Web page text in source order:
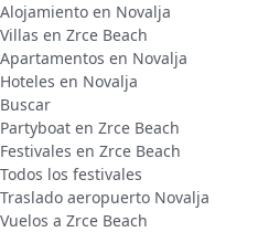
Alojamiento en Novalja
Villas en Zrce Beach
Apartamentos en Novalja
Hoteles en Novalja
Buscar
Partyboat en Zrce Beach
Festivales en Zrce Beach
Todos los festivales
Traslado aeropuerto Novalja
Vuelos a Zrce Beach